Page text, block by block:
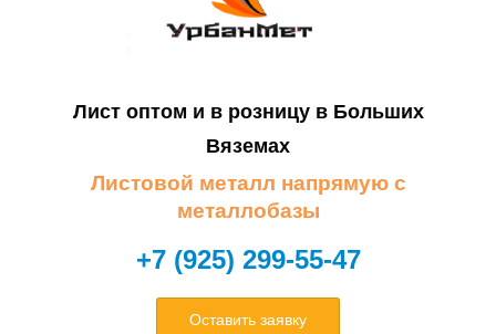
Е
Лист оптом и в розницу в Больших
Вяземах
Листовой металл напрямую с
металлобазы
+7 (925) 299-55-47
Оставить заявку
Е